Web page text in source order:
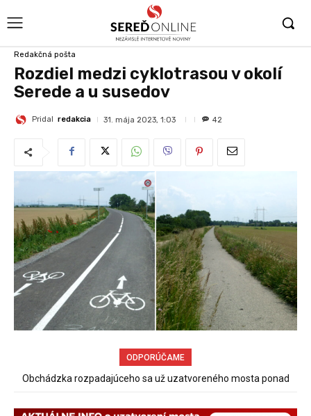
Redakčná pošta
Rozdiel medzi cyklotrasou v okolí
Serede a u susedov
Pridal redakcia 31. mája 2023, 1:03 42
ODPORÚČAME
Spor rybárov o rybársky revír pokračuje